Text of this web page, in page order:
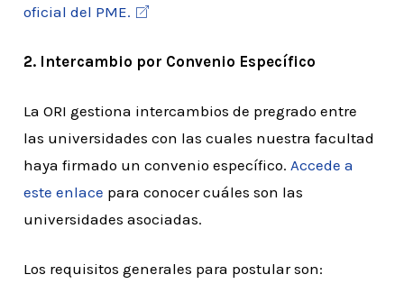
oficial del PME.
2. Intercambio por Convenio Específico
La ORI gestiona intercambios de pregrado entre
las universidades con las cuales nuestra facultad
haya firmado un convenio específico.Accede a
este enlace para conocer cuáles son las
universidades asociadas.
Los requisitos generales para postular son: